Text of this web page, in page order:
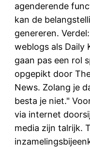
agenderende
kan de
genereren.
weblogs als Daily
gaan pas een rol
opgepikt door
News. Zolang je
besta je niet."
via internet
media zijn talrijk.